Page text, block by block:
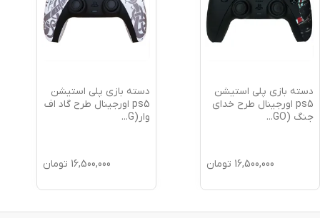
دسته بازی پلی استیشن
ps5 اورجینال طرح خدای
جنگ (GO
...
16,500,000 تومان
دسته بازی پلی استیشن
ps5 اورجینال طرح گاد اف
وار(G ...
16,500,000 تومان